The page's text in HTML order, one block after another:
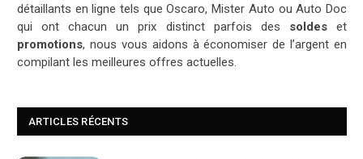
détaillants en ligne tels que Oscaro, Mister Auto ou Auto Doc
qui ont chacun un prix distinct parfois des soldeset
promotions, nous vous aidons à économiser de l’argent en
compilant les meilleures offres actuelles.
ARTICLES RÉCENTS